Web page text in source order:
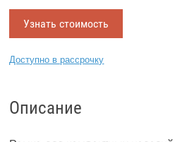
Узнать стоимость
Доступно в рассрочку
Описание